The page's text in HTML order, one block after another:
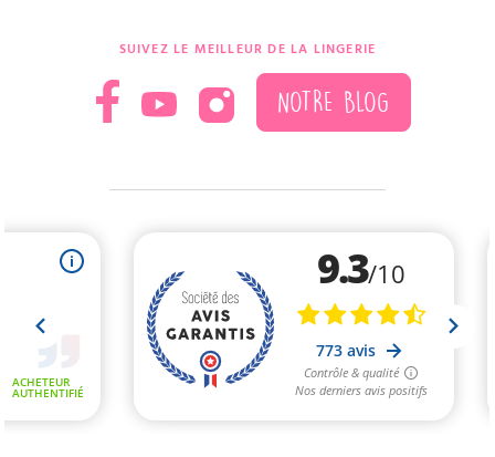
SUIVEZ LE MEILLEUR DE LA LINGERIE
NOTRE BLOG